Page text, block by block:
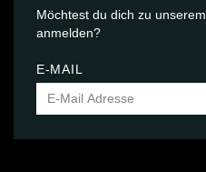
Möchtest du dich zu unserem
anmelden?
E-MAIL